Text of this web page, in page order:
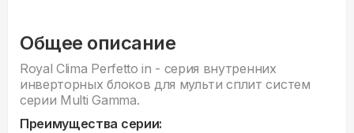
Общее описание
Royal Clima Perfetto in - серия внyтренних
инверторных блоков для мульти сплит систем
серии Multi Gamma.
Преимущества серии: